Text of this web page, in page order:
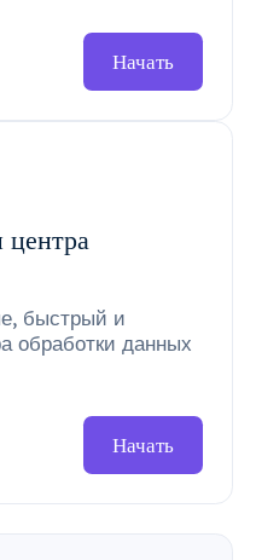
Начать
центра
быстрый и
обработки данных
Начать